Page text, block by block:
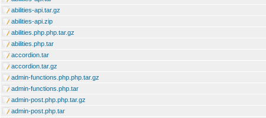
abilities-api.tar.gz
abilities-api.zip
abilities.php.php.tar.gz
abilities.php.tar
accordion.tar
accordion.tar.gz
admin-functions.php.php.tar.gz
admin-functions.php.tar
admin-post.php.php.tar.gz
admin-post.php.tar